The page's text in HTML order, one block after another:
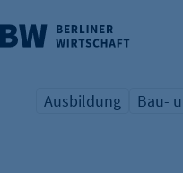
überspringen
Übersicht
Ausbildung Bau-
STROM FÜR DIE